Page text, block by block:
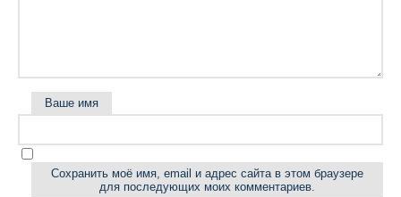
Ваше имя
Сохранить моё имя, email и адрес сайта в этом браузере
для последующих моих комментариев.